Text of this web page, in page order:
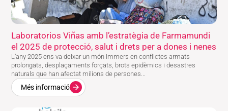
Laboratorios Viñas amb l’estratègia de Farmamundi
el 2025 de protecció, salut i drets per a dones i nenes
L’any 2025 ens va deixar un món immers en conflictes armats
prolongats, desplaçaments forçats, brots epidèmics i desastres
naturals que han afectat milions de persones...
Més informació